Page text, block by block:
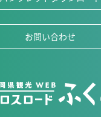
お問い合わせ